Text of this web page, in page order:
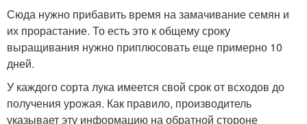
Сюда нужно прибавить время на замачивание семян и
их прорастание. То есть это к общему сроку
выращивания нужно приплюсовать еще примерно 10
дней.
У каждого сорта лука имеется свой срок от всходов до
получения урожая. Как правило, производитель
указывает эту информацию на обратной стороне